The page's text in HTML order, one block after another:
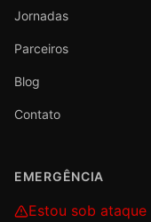
Jornadas
Parceiros
Blog
Contato
EMERGÊNCIA
Estou sob ataque